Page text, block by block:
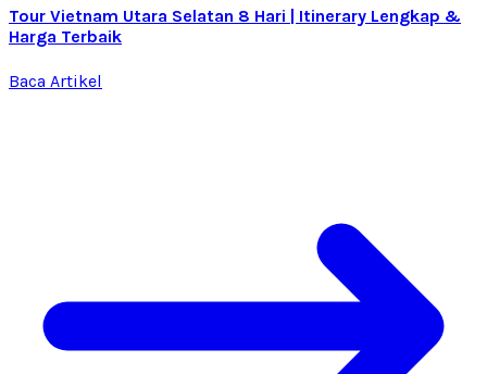
Tour Vietnam Utara Selatan 8 Hari | Itinerary Lengkap &
Harga Terbaik
Baca Artikel